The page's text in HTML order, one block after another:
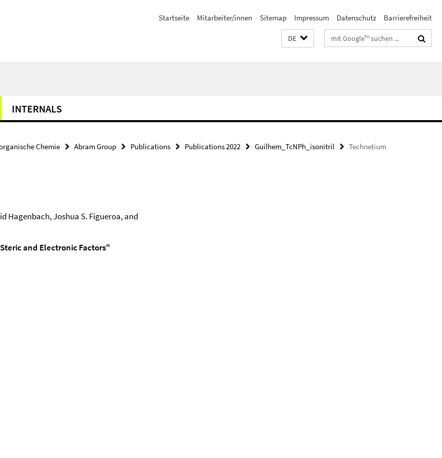
Startseite Mitarbeiter/innen Sitemap Impressum Datenschutz Barrierefreiheit
DE Suchbegriffe
INTERNALS
Chemie Abram Group Publications Publications 2022 Guilhem_TcNPh_isonitril
Technetium
Hagenbach, Joshua S. Figueroa, and
and Electronic Factors"